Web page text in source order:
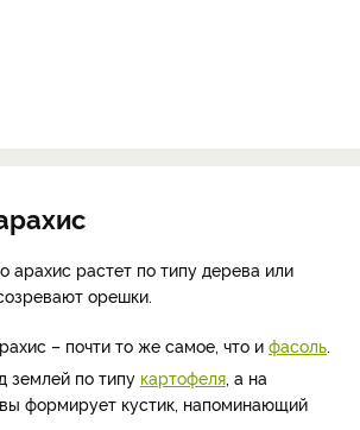
арахис растет по типу дерева или
орешки.
– почти то же самое, что и фасоль
землей по типу картофеля , а на
формирует кустик, напоминающий